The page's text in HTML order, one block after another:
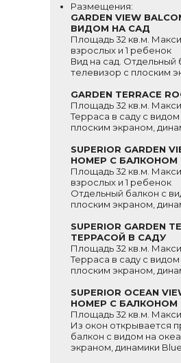
Размещения:
GARDEN VIEW
ВИДОМ НА САД
Площадь 32 кв.м.
взрослых и 1 ребенок
Вид на сад. Отдельный
телевизор с плоским
GARDEN TERRACE
Площадь 32 кв.м.
Терраса в саду с
плоским экраном,
SUPERIOR GARDEN
НОМЕР С БАЛКОНОМ
Площадь 32 кв.м.
взрослых и 1 ребенок
Отдельный балкон с
плоским экраном,
SUPERIOR GARDEN
ТЕРРАСОЙ В САДУ
Площадь 32 кв.м.
Терраса в саду с
плоским экраном,
SUPERIOR OCEAN
НОМЕР С БАЛКОНОМ
Площадь 32 кв.м.
Из окон открывается
балкон с видом на
экраном, динамики